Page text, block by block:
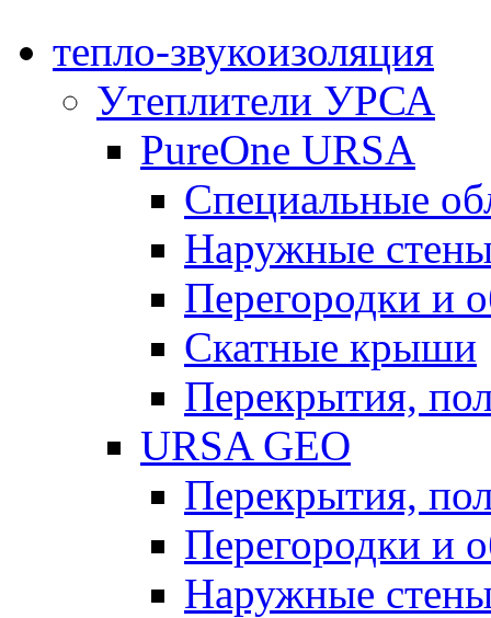
тепло-звукоизоляция
Утеплители УРСА
PureOne URSA
Специальные
Наружные
Перегородки и
Скатные крыши
Перекрытия,
URSA GEO
Перекрытия,
Перегородки и
Наружные